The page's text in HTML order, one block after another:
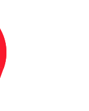
bez DPH.